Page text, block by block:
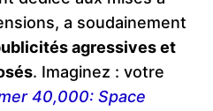
a soudainement
agressives et
. Imaginez : votre
40,000: Space